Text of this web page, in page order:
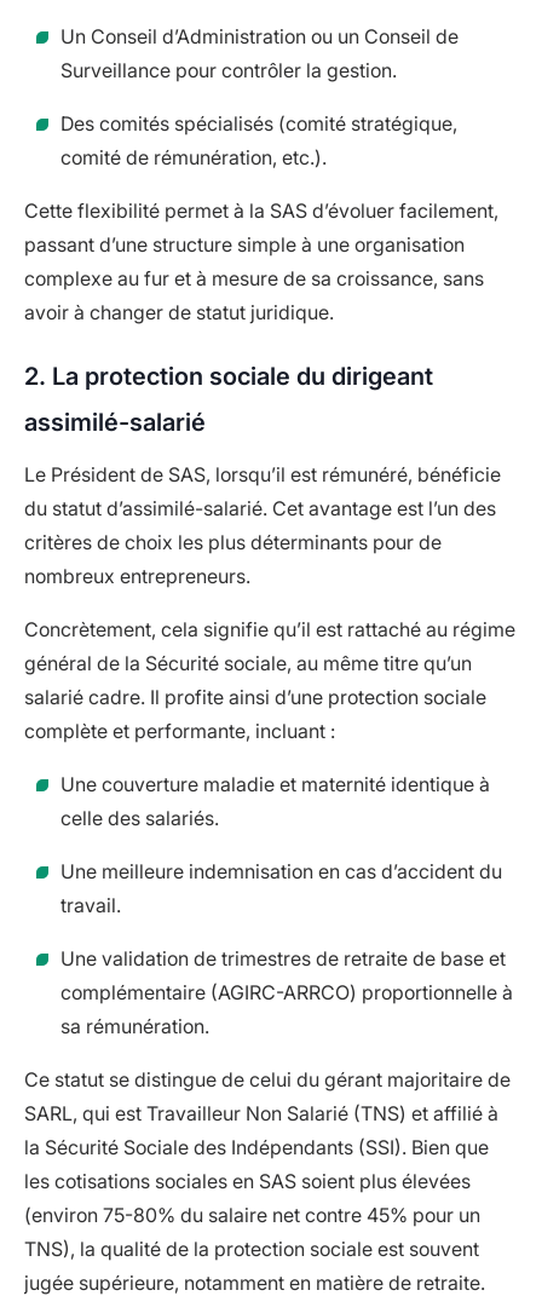
Un Conseil d’Administration ou un Conseil de
Surveillance pour contrôler la gestion.
Des comités spécialisés (comité stratégique,
comité de rémunération, etc.).
Cette flexibilité permet à la SAS d’évoluer facilement,
passant d’une structure simple à une organisation
complexe au fur et à mesure de sa croissance, sans
avoir à changer de statut juridique.
2. La protection sociale du dirigeant
assimilé-salarié
Le Président de SAS, lorsqu’il est rémunéré, bénéficie
du statut d’assimilé-salarié. Cet avantage est l’un des
critères de choix les plus déterminants pour de
nombreux entrepreneurs.
Concrètement, cela signifie qu’il est rattaché au régime
général de la Sécurité sociale, au même titre qu’un
salarié cadre. Il profite ainsi d’une protection sociale
complète et performante, incluant :
Une couverture maladie et maternité identique à
celle des salariés.
Une meilleure indemnisation en cas d’accident du
travail.
Une validation de trimestres de retraite de base et
complémentaire (AGIRC-ARRCO) proportionnelle à
sa rémunération.
Ce statut se distingue de celui du gérant majoritaire de
SARL, qui est Travailleur Non Salarié (TNS) et affilié à
la Sécurité Sociale des Indépendants (SSI). Bien que
les cotisations sociales en SAS soient plus élevées
(environ 75-80% du salaire net contre 45% pour un
TNS), la qualité de la protection sociale est souvent
jugée supérieure, notamment en matière de retraite.